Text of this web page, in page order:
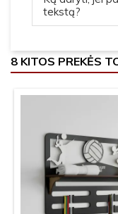
tekstą?
8 KITOS PREKĖS